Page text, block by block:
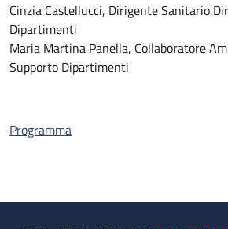
Cinzia Castellucci, Dirigente Sanitario
Dipartimenti
Maria Martina Panella, Collaboratore
Supporto Dipartimenti
Programma